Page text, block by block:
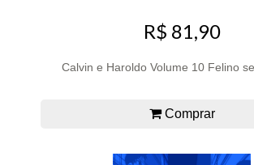
R$ 81,90
Calvin e Haroldo Volume 10 Felino
Comprar